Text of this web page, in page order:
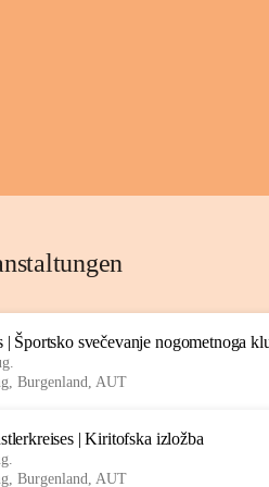
Športsko svečevanje nogometnoga
Burgenland, AUT
| Kiritofska izložba
Burgenland, AUT